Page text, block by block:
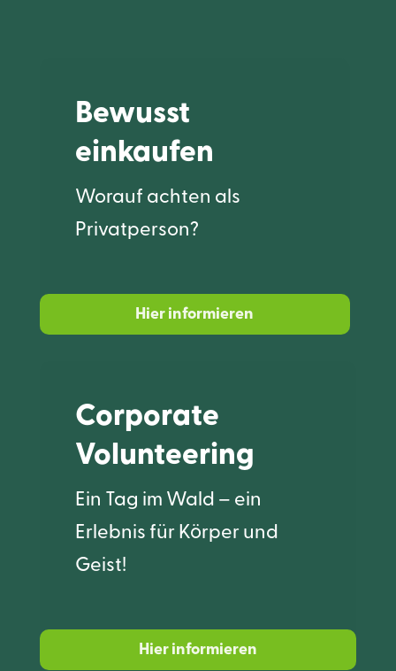
Bewusst
einkaufen
Worauf achten als
Privatperson?
Hier informieren
Corporate
Volunteering
Ein Tag im Wald – ein
Erlebnis für Körper und
Geist!
Hier informieren